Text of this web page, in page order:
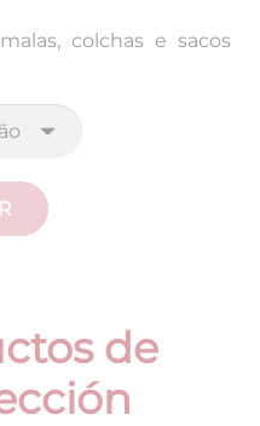
colchas e sacos
de